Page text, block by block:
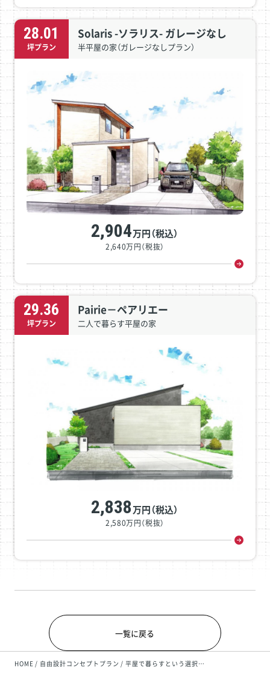
HOME 自由設計コンセプトプラン 平屋で暮らすという選択…
28.01
坪プラン
Solaris -ソラリス- ガレージなし
半平屋の家（ガレージなしプラン）
2,904万円（税込）
2,640万円（税抜）
29.36
坪プラン
Pairie－ペアリエー
二人で暮らす平屋の家
2,838万円（税込）
2,580万円（税抜）
一覧に戻る